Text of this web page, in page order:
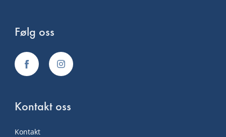
Følg oss
Kontakt oss
Kontakt